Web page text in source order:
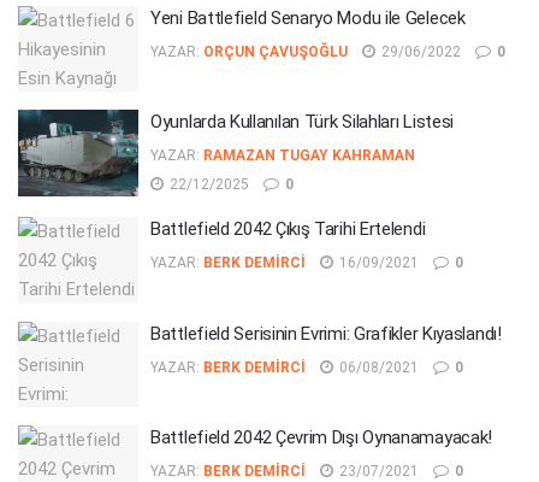
Yeni Battlefield Senaryo Modu ile Gelecek
YAZAR: ORÇUN ÇAVUŞOĞLU 29/06/2022 0
Oyunlarda Kullanılan Türk Silahları Listesi
YAZAR: RAMAZAN TUGAY KAHRAMAN
22/12/2025
0
Battlefield 2042 Çıkış Tarihi Ertelendi
YAZAR: BERK DEMIRCI 16/09/2021 0
Battlefield Serisinin Evrimi: Grafikler Kıyaslandı!
YAZAR: BERK DEMIRCI 06/08/2021 0
Battlefield 2042 Çevrim Dışı Oynanamayacak!
YAZAR: BERK DEMIRCI 23/07/2021 0